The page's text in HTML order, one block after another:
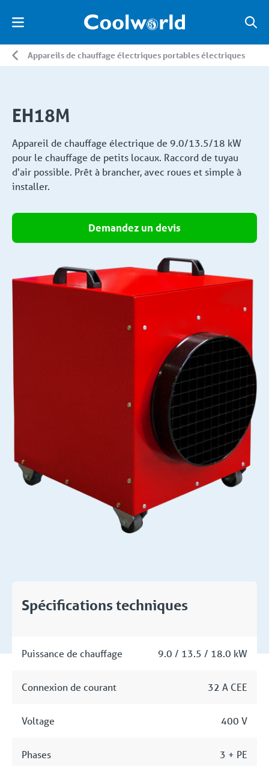
Appareils de chauffage électriques portables électriques
EH18M
Appareil de chauffage électrique de 9.0/13.5/18 kW
pour le chauffage de petits locaux. Raccord de tuyau
d'air possible. Prêt à brancher, avec roues et simple à
installer.
Demandez un devis
Spécifications techniques
Puissance de chauffage 9.0 / 13.5 / 18.0 kW
Connexion de courant 32 A CEE
Voltage 400 V
Phases 3 + PE